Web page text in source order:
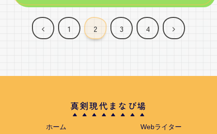
前
1 2 3 4
次
真剣現代まなび場
ホーム
Webライター